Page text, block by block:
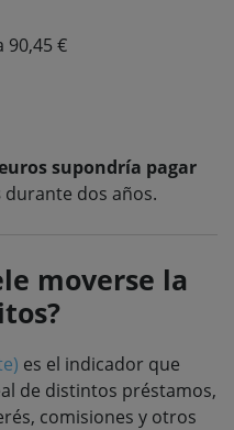
90,45 €
supondría pagar
durante dos años.
moverse la
es el indicador que
de distintos préstamos,
comisiones y otros